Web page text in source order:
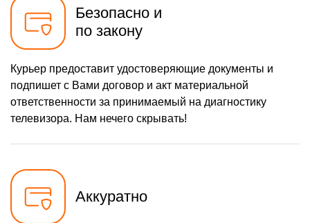
Замена шнура питания
1500 р
Замена разъема питания
Восстановление после
попадания влаги
1600 р
Замена трансформаторов
подсветки
1800 р
Заказать
Безопасно и
по закону
Курьер предоставит удостоверяющие документы и
подпишет с Вами договор и акт материальной
ответственности за принимаемый на диагностику
телевизора. Нам нечего скрывать!
Аккуратно